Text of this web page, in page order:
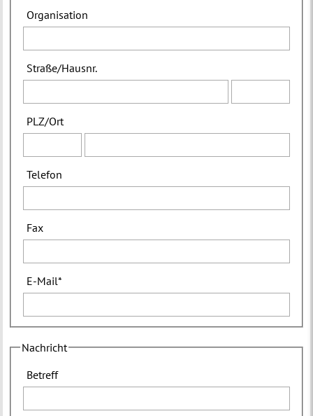
Organisation
Straße/Hausnr.
PLZ/Ort
Telefon
Fax
E-Mail*
Nachricht
Betreff